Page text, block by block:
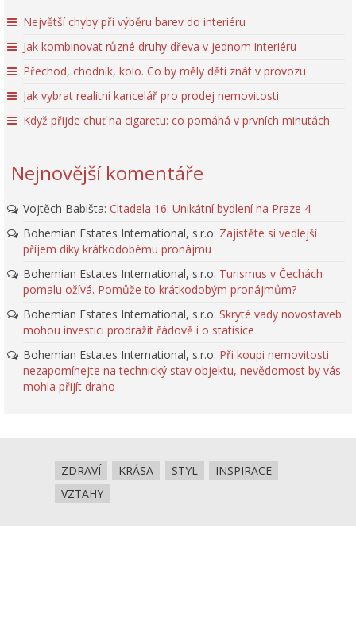
Největší chyby při výběru barev do interiéru
Jak kombinovat různé druhy dřeva v jednom interiéru
Přechod, chodník, kolo. Co by měly děti znát v provozu
Jak vybrat realitní kancelář pro prodej nemovitosti
Když přijde chuť na cigaretu: co pomáhá v prvních minutách
Nejnovější komentáře
Vojtěch Babišta: Citadela 16: Unikátní bydlení na Praze 4
Bohemian Estates International, s.r.o: Zajistěte si vedlejší
příjem díky krátkodobému pronájmu
Bohemian Estates International, s.r.o: Turismus v Čechách
pomalu ožívá. Pomůže to krátkodobým pronájmům?
Bohemian Estates International, s.r.o: Skryté vady novostaveb
mohou investici prodražit řádově i o statisíce
Bohemian Estates International, s.r.o: Při koupi nemovitosti
nezapomínejte na technický stav objektu, nevědomost by vás
mohla přijít draho
ZDRAVÍ KRÁSA STYL
INSPIRACE
VZTAHY